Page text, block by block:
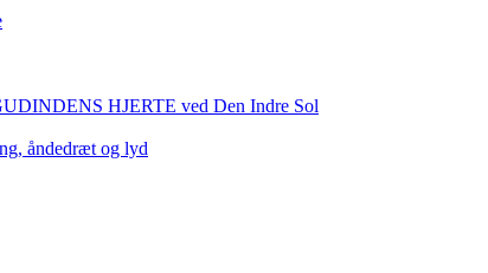
HJERTE ved Den Indre Sol
åndedræt og lyd